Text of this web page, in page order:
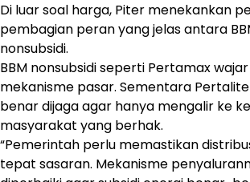
Di luar soal harga, Piter menekankan
pembagian peran yang jelas antara
nonsubsidi.
BBM nonsubsidi seperti Pertamax
mekanisme pasar. Sementara
benar dijaga agar hanya mengalir ke
masyarakat yang berhak.
“Pemerintah perlu memastikan
tepat sasaran. Mekanisme